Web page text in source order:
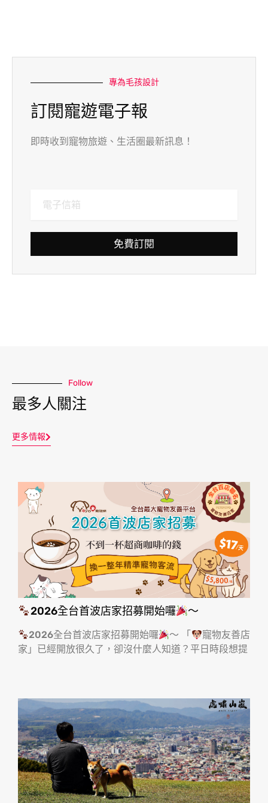
專為毛孩設計
訂閱寵遊電子報
即時收到寵物旅遊、生活圈最新訊息！
免費訂閱
Follow
最多人關注
更多情報
2026全台首波店家招募開始囉 ～
2026全台首波店家招募開始囉 ～ 「
寵物友善店
家」已經開放很久了，卻沒什麼人知道？平日時段想提